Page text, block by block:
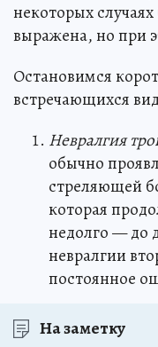
некоторых
выражена, но при
Остановимся
встречающихся
Невралгия
обычно
стреляющей
которая
недолго — до
невралгии
постоянное
На заметку